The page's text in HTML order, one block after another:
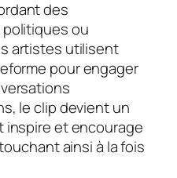
des
ou
artistes utilisent
pour engager
le clip devient un
et encourage
ainsi à la fois